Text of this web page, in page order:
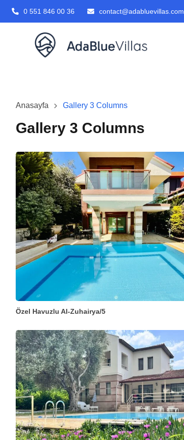
0 551 846 00 36 contact@adabluevillas.com
Anasayfa Gallery 3 Columns
Gallery 3 Columns
Özel Havuzlu Al-Zuhairya/5